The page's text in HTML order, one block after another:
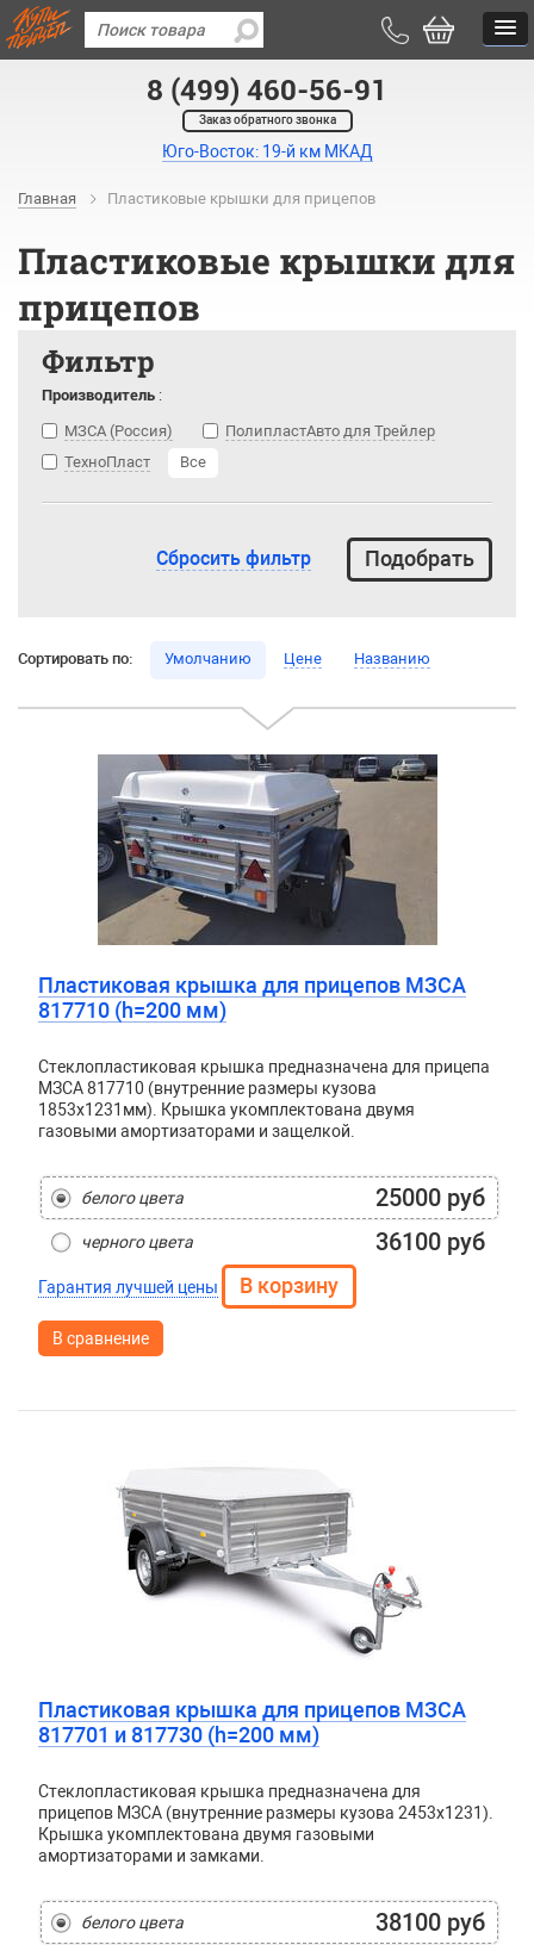
8 (499) 460-56-91
Заказ обратного звонка
Юго-Восток: 19-й км МКАД
Главная Пластиковые крышки для прицепов
Пластиковые крышки для
прицепов
Фильтр
Производитель :
МЗСА (Россия)
ПолипластАвто для Трейлер
ТехноПласт
Все
Сбросить фильтр
Сортировать по: Умолчанию Цене Названию
Пластиковая крышка для прицепов МЗСА
817710 (h=200 мм)
Стеклопластиковая крышка предназначена для прицепа
МЗСА 817710 (внутренние размеры кузова
1853x1231мм). Крышка укомплектована двумя
газовыми амортизаторами и защелкой.
белого цвета 25000 руб
черного цвета 36100 руб
Гарантия лучшей цены
В сравнение
Пластиковая крышка для прицепов МЗСА
817701 и 817730 (h=200 мм)
Стеклопластиковая крышка предназначена для
прицепов МЗСА (внутренние размеры кузова 2453x1231).
Крышка укомплектована двумя газовыми
амортизаторами и замками.
белого цвета 38100 руб